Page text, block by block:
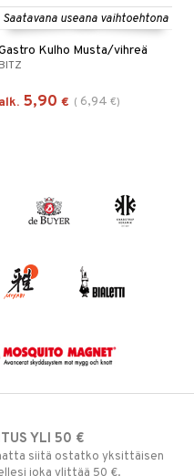
Saatavana useana vaihtoehtona
Kulho Musta/vihreä
BITZ
alk. 5,90 € ( 6,94 €)
YLI 50 €
siitä ostatko yksittäisen